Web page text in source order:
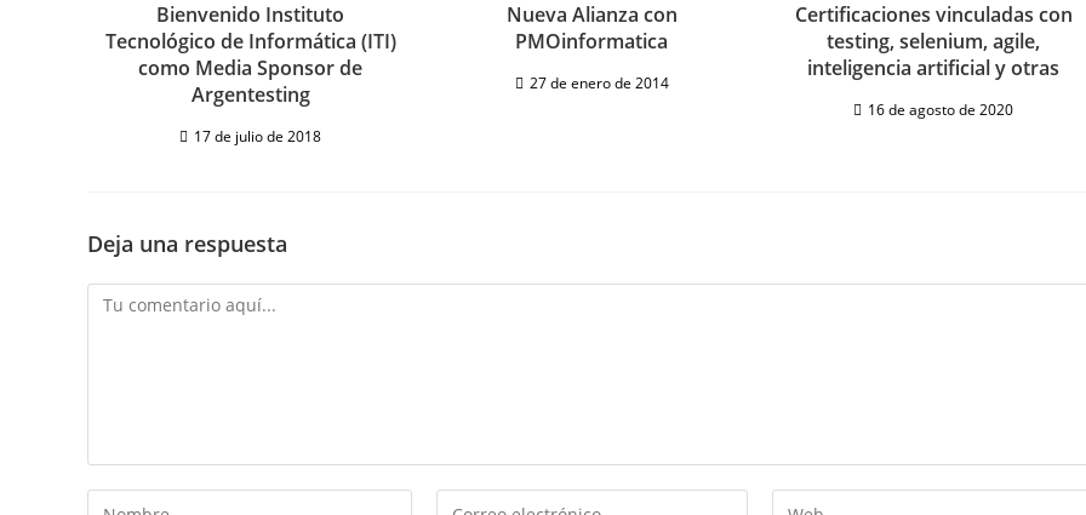
Bienvenido Instituto
Tecnológico de Informática (ITI)
como Media Sponsor de
Argentesting
17 de julio de 2018
Nueva Alianza con
PMOinformatica
27 de enero de 2014
Certificaciones vinculadas con
testing, selenium, agile,
inteligencia artificial y otras
16 de agosto de 2020
Deja una respuesta